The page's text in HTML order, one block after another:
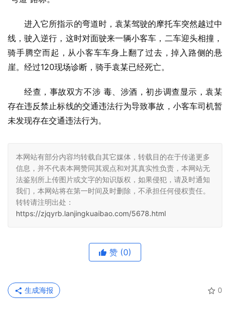
进入它所指示的弯道时，袁某驾驶的摩托车突然越过中
线，驶入逆行，这时对面驶来一辆小客车，二车迎头相撞，
骑手腾空而起，从小客车车身上翻了过去，掉入路侧的悬
崖。经过120现场诊断，骑手袁某已经死亡。
经查，事故双方不涉 毒、涉酒，初步调查显示，袁某
存在违反禁止标线的交通违法行为导致事故，小客车司机暂
未发现存在交通违法行为。
本网站有部分内容均转载自其它媒体，转载目的在于传递更多
信息，并不代表本网赞同其观点和对其真实性负责，本网站无
法鉴别所上传图片或文字的知识版权，如果侵犯，请及时通知
我们，本网站将在第一时间及时删除，不承担任何侵权责任。
转转请注明出处：
https://zjqyrb.lanjingkuaibao.com/5678.html
赞 (0)
0
生成海报